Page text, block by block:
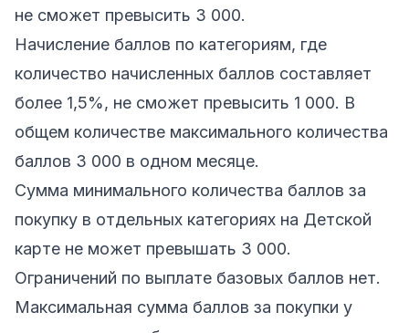
не сможет превысить 3 000.
Начисление баллов по категориям, где
количество начисленных баллов составляет
более 1,5%, не сможет превысить 1 000. В
общем количестве максимального количества
баллов 3 000 в одном месяце.
Сумма минимального количества баллов за
покупку в отдельных категориях на Детской
карте не может превышать 3 000.
Ограничений по выплате базовых баллов нет.
Максимальная сумма баллов за покупки у